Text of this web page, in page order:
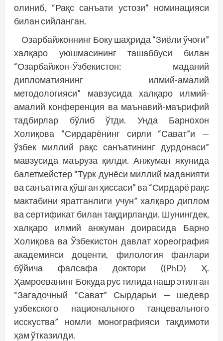
олиниб, “Рақс санъати устози” номинацияси
билан сийланган.
Озарбайжоннинг Боку шаҳрида “Зиёли ўчоғи”
халқаро уюшмасининг ташаббуси билан
“Озарбайжон-Ўзбекистон: маданий
дипломатиянинг илмий-амалий
методологияси” мавзусида халқаро илмий-
амалий конференция ва маънавий-маърифий
тадбирлар бўлиб ўтди. Унда Барнохон
Холиқова “Сирдарёнинг сирли “Сават”и —
ўзбек миллий рақс санъатининг дурдонаси”
мавзусида маъруза қилди. Анжуман якунида
балетмейстер “Турк дунёси миллий маданияти
ва санъатига қўшган ҳиссаси” ва “Сирдарё рақс
мактабини яратганлиги учун” халқаро диплом
ва сертификат билан тақдирланди. Шунингдек,
халқаро илмий анжуман доирасида Барно
Холиқова ва Ўзбекистон давлат хореография
академияси доценти, филология фанлари
бўйича фалсафа доктори ((PhD) Ҳ.
Ҳамроеванинг Бокуда рус тилида нашр этилган
“Загадочный “Сават” Сырдарьи — шедевр
узбекского национального танцевального
исскуства” номли монографияси тақдимоти
ҳам ўтказилди.